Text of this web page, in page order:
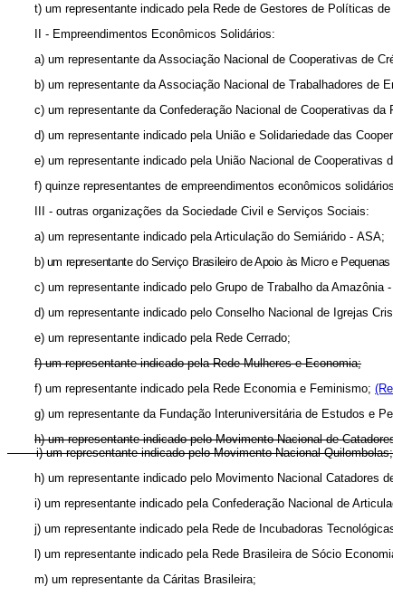
t) um representante indicado pela Rede de Gestores de Políticas
II - Empreendimentos Econômicos Solidários:
a) um representante da Associação Nacional de Cooperativas de
b) um representante da Associação Nacional de Trabalhadores de
c) um representante da Confederação Nacional de Cooperativas da
d) um representante indicado pela União e Solidariedade das
e) um representante indicado pela União Nacional de
f) quinze representantes de empreendimentos econômicos
III - outras organizações da Sociedade Civil e Serviços Sociais:
a) um representante indicado pela Articulação do Semiárido - ASA;
b) um representante do Serviço Brasileiro de Apoio às Micro e
c) um representante indicado pelo Grupo de Trabalho da Amazônia
d) um representante indicado pelo Conselho Nacional de Igrejas
e) um representante indicado pela Rede Cerrado;
f) um representante indicado pela Rede Mulheres e Economia;
f) um representante indicado pela Rede Economia e Feminismo;
g) um representante da Fundação Interuniversitária de Estudos e
h) um representante indicado pelo Movimento Nacional de
i) um representante indicado pelo Movimento Nacional Quilombolas;
h) um representante indicado pelo Movimento Nacional Catadores
i) um representante indicado pela Confederação Nacional de
j) um representante indicado pela Rede de Incubadoras
l) um representante indicado pela Rede Brasileira de Sócio
m) um representante da Cáritas Brasileira;